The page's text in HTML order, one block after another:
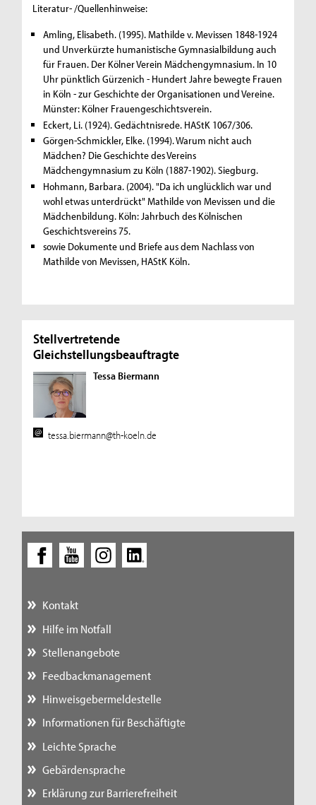
Literatur- /Quellenhinweise:
Amling, Elisabeth. (1995). Mathilde v. Mevissen 1848-1924
und Unverkürzte humanistische Gymnasialbildung auch
für Frauen. Der Kölner Verein Mädchengymnasium. In 10
Uhr pünktlich Gürzenich - Hundert Jahre bewegte Frauen
in Köln - zur Geschichte der Organisationen und Vereine.
Münster: Kölner Frauengeschichtsverein.
Eckert, Li. (1924). Gedächtnisrede. HAStK 1067/306.
Görgen-Schmickler, Elke. (1994). Warum nicht auch
Mädchen? Die Geschichte des Vereins
Mädchengymnasium zu Köln (1887-1902). Siegburg.
Hohmann, Barbara. (2004). "Da ich unglücklich war und
wohl etwas unterdrückt" Mathilde von Mevissen und die
Mädchenbildung. Köln: Jahrbuch des Kölnischen
Geschichtsvereins 75.
sowie Dokumente und Briefe aus dem Nachlass von
Mathilde von Mevissen, HAStK Köln.
Stellvertretende
Gleichstellungsbeauftragte
Tessa Biermann
tessa.biermann@th-koeln.de
Kontakt
Hilfe im Notfall
Stellenangebote
Feedbackmanagement
Hinweisgebermeldestelle
Informationen für Beschäftigte
Leichte Sprache
Gebärdensprache
Erklärung zur Barrierefreiheit